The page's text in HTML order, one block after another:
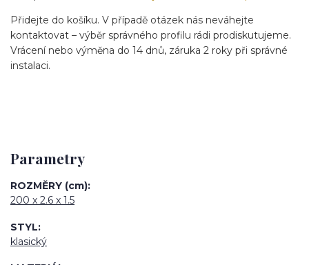
Přidejte do košíku. V případě otázek nás neváhejte
kontaktovat – výběr správného profilu rádi prodiskutujeme.
Vrácení nebo výměna do 14 dnů, záruka 2 roky při správné
instalaci.
Parametry
ROZMĚRY (cm)
200 x 2.6 x 1.5
STYL
klasický